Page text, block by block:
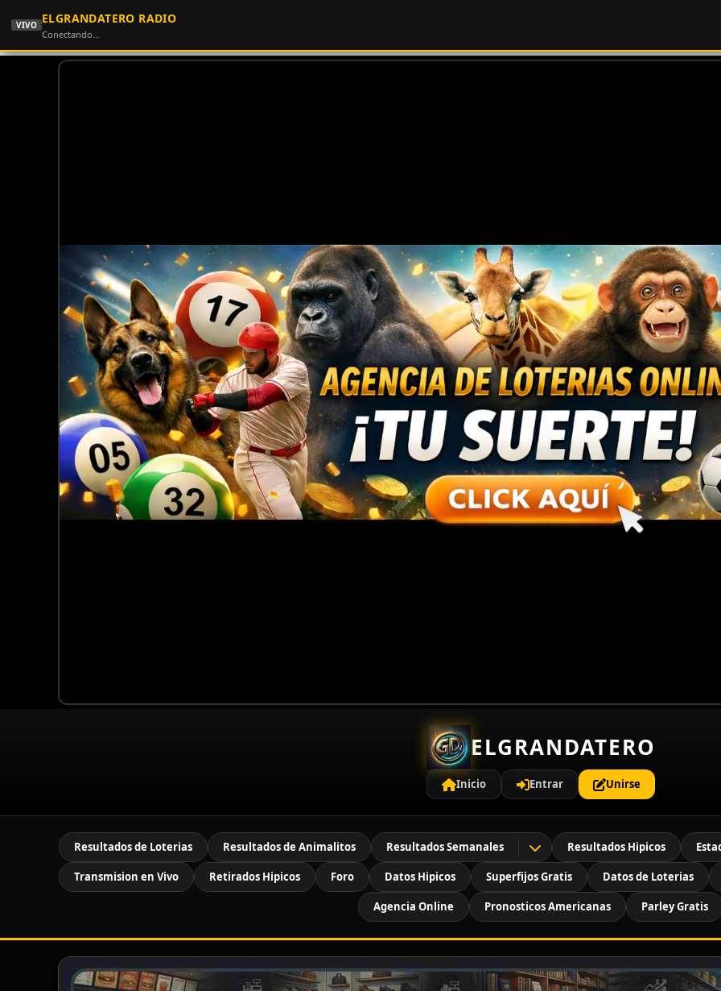
VIVO ELGRANDATERO RADIO
Conectando…
ELGRANDATERO
Inicio Entrar Unirse
Resultados de Loterias Resultados de Animalitos Resultados Semanales Resultados Hipicos
Transmision en Vivo Retirados Hipicos Foro Datos Hipicos Superfijos Gratis Datos de Loterias
Agencia Online Pronosticos Americanas Parley Gratis